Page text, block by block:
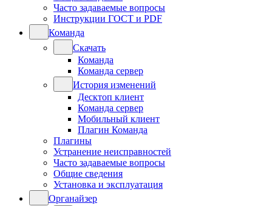
Часто задаваемые вопросы
Инструкции ГОСТ и PDF
Команда
Скачать
Команда
Команда сервер
История изменений
Десктоп клиент
Команда сервер
Мобильный клиент
Плагин Команда
Плагины
Устранение неисправностей
Часто задаваемые вопросы
Общие сведения
Установка и эксплуатация
Органайзер